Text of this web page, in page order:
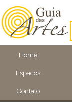
Home
Espacos
Contato